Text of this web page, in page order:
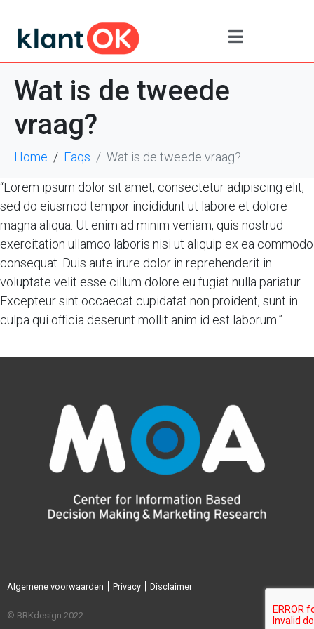
Wat is de tweede
vraag?
Home Faqs Wat is de tweede vraag?
“Lorem ipsum dolor sit amet, consectetur adipiscing elit,
sed do eiusmod tempor incididunt ut labore et dolore
magna aliqua. Ut enim ad minim veniam, quis nostrud
exercitation ullamco laboris nisi ut aliquip ex ea commodo
consequat. Duis aute irure dolor in reprehenderit in
voluptate velit esse cillum dolore eu fugiat nulla pariatur.
Excepteur sint occaecat cupidatat non proident, sunt in
culpa qui officia deserunt mollit anim id est laborum.”
Algemene voorwaarden | Privacy | Disclaimer
© BRKdesign 2022